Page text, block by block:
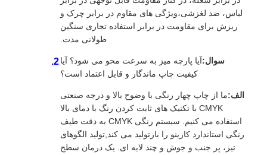
لباس، ضد لغزشی،ویژگی های مقاوم در برابر چرک و
ریزش برای مقاومت در برابر استفاده تجاری سنگین
طولانی مدت.
سوال:آیا پارچه میز به سرعت محو می شود؟ آیا
کیفیت چاپ ماندگار و قابل اعتماد است؟
الف:ما از چاپ چهار رنگی با وضوح بالا و درجه صنعتی
CMYK با تکنیک های ثابت کردن رنگ با دمای بالا
استفاده می کنیم. سیستم رنگی CMYK به دقت طیف
رنگی استاندارد کازینو را بازتولید می کند,تولید الگوهای
تیز، پر جنب و جوش و چند لایه ای. یک درمان سطح